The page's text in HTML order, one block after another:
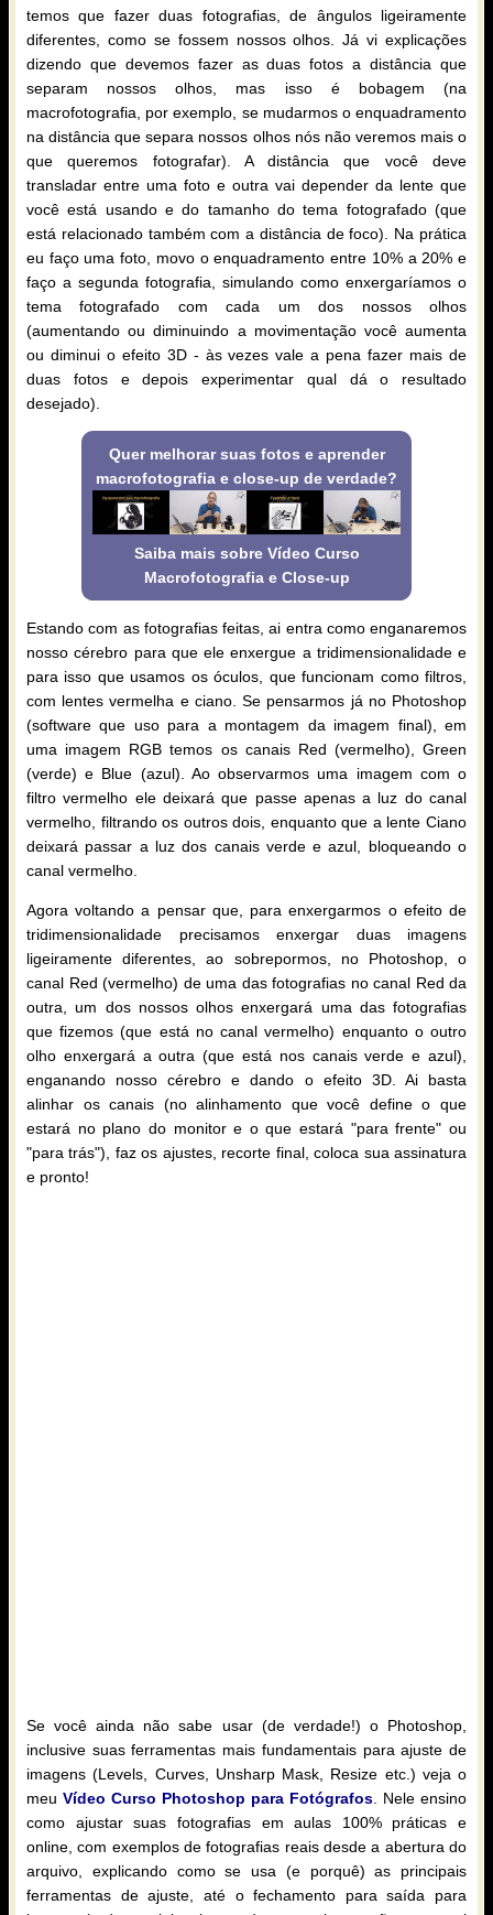
temos que fazer duas fotografias, de ângulos ligeiramente
diferentes, como se fossem nossos olhos. Já vi explicações
dizendo que devemos fazer as duas fotos a distância que
separam nossos olhos, mas isso é bobagem (na
macrofotografia, por exemplo, se mudarmos o enquadramento
na distância que separa nossos olhos nós não veremos mais o
que queremos fotografar). A distância que você deve
transladar entre uma foto e outra vai depender da lente que
você está usando e do tamanho do tema fotografado (que
está relacionado também com a distância de foco). Na prática
eu faço uma foto, movo o enquadramento entre 10% a 20% e
faço a segunda fotografia, simulando como enxergaríamos o
tema fotografado com cada um dos nossos olhos
(aumentando ou diminuindo a movimentação você aumenta
ou diminui o efeito 3D - às vezes vale a pena fazer mais de
duas fotos e depois experimentar qual dá o resultado
desejado).
Quer melhorar suas fotos e aprender
macrofotografia e close-up de verdade?
Saiba mais sobre Vídeo Curso
Macrofotografia e Close-up
Estando com as fotografias feitas, ai entra como enganaremos
nosso cérebro para que ele enxergue a tridimensionalidade e
para isso que usamos os óculos, que funcionam como filtros,
com lentes vermelha e ciano. Se pensarmos já no Photoshop
(software que uso para a montagem da imagem final), em
uma imagem RGB temos os canais Red (vermelho), Green
(verde) e Blue (azul). Ao observarmos uma imagem com o
filtro vermelho ele deixará que passe apenas a luz do canal
vermelho, filtrando os outros dois, enquanto que a lente Ciano
deixará passar a luz dos canais verde e azul, bloqueando o
canal vermelho.
Agora voltando a pensar que, para enxergarmos o efeito de
tridimensionalidade precisamos enxergar duas imagens
ligeiramente diferentes, ao sobrepormos, no Photoshop, o
canal Red (vermelho) de uma das fotografias no canal Red da
outra, um dos nossos olhos enxergará uma das fotografias
que fizemos (que está no canal vermelho) enquanto o outro
olho enxergará a outra (que está nos canais verde e azul),
enganando nosso cérebro e dando o efeito 3D. Ai basta
alinhar os canais (no alinhamento que você define o que
estará no plano do monitor e o que estará "para frente" ou
"para trás"), faz os ajustes, recorte final, coloca sua assinatura
e pronto!
Se você ainda não sabe usar (de verdade!) o Photoshop,
inclusive suas ferramentas mais fundamentais para ajuste de
imagens (Levels, Curves, Unsharp Mask, Resize etc.) veja o
meu Vídeo Curso Photoshop para Fotógrafos . Nele ensino
como ajustar suas fotografias em aulas 100% práticas e
online, com exemplos de fotografias reais desde a abertura do
arquivo, explicando como se usa (e porquê) as principais
ferramentas de ajuste, até o fechamento para saída para